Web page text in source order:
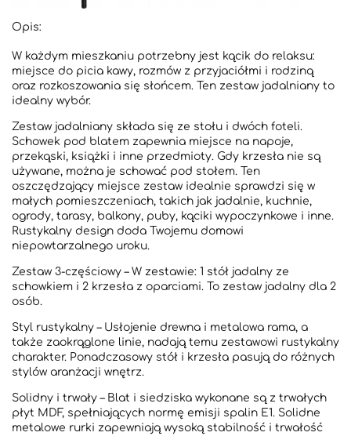
Opis:
W każdym mieszkaniu potrzebny jest kącik do relaksu:
miejsce do picia kawy, rozmów z przyjaciółmi i rodziną
oraz rozkoszowania się słońcem. Ten zestaw jadalniany to
idealny wybór.
Zestaw jadalniany składa się ze stołu i dwóch foteli.
Schowek pod blatem zapewnia miejsce na napoje,
przekąski, książki i inne przedmioty. Gdy krzesła nie są
używane, można je schować pod stołem. Ten
oszczędzający miejsce zestaw idealnie sprawdzi się w
małych pomieszczeniach, takich jak jadalnie, kuchnie,
ogrody, tarasy, balkony, puby, kąciki wypoczynkowe i inne.
Rustykalny design doda Twojemu domowi
niepowtarzalnego uroku.
Zestaw 3-częściowy – W zestawie: 1 stół jadalny ze
schowkiem i 2 krzesła z oparciami. To zestaw jadalny dla 2
osób.
Styl rustykalny – Usłojenie drewna i metalowa rama, a
także zaokrąglone linie, nadają temu zestawowi rustykalny
charakter. Ponadczasowy stół i krzesła pasują do różnych
stylów aranżacji wnętrz.
Solidny i trwały – Blat i siedziska wykonane są z trwałych
płyt MDF, spełniających normę emisji spalin E1. Solidne
metalowe rurki zapewniają wysoką stabilność i trwałość